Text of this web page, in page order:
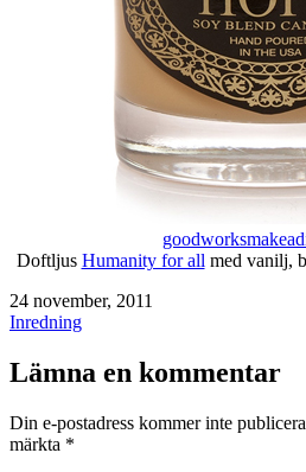
Doftljus Humanity for all med vanilj,
Publicerat
den
24 november, 2011
Kategoriserat
Inredning
Lämna en kommentar
Din e-postadress kommer inte
märkta *